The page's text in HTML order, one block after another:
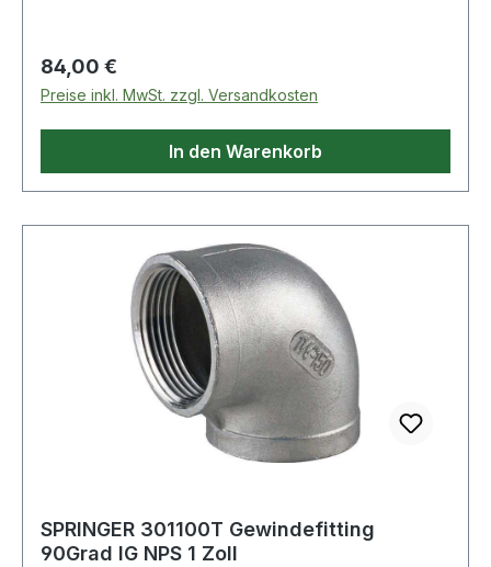
Regulärer Preis:
84,00 €
Preise inkl. MwSt. zzgl. Versandkosten
In den Warenkorb
SPRINGER 301100T Gewindefitting
90Grad IG NPS 1 Zoll